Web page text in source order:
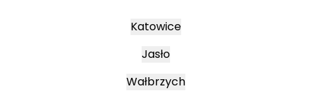
Katowice
Jasło
Wałbrzych